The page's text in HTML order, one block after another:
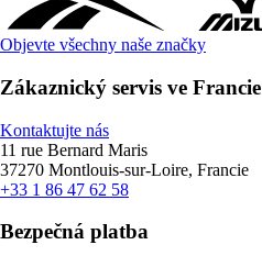
Objevte všechny naše značky
Zákaznický servis ve Francie
Kontaktujte nás
11 rue Bernard Maris
37270 Montlouis-sur-Loire, Francie
+33 1 86 47 62 58
Bezpečná platba